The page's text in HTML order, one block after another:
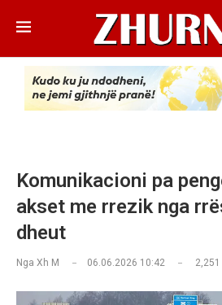
Komunikacioni pa
akset me rrezik nga
dheut
Nga Xh M 06.06.2026 10:42 2,251